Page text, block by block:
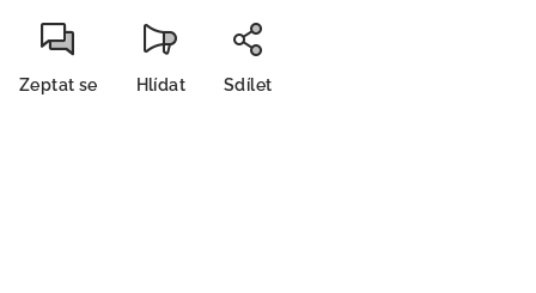
Zeptat se Hlídat Sdílet